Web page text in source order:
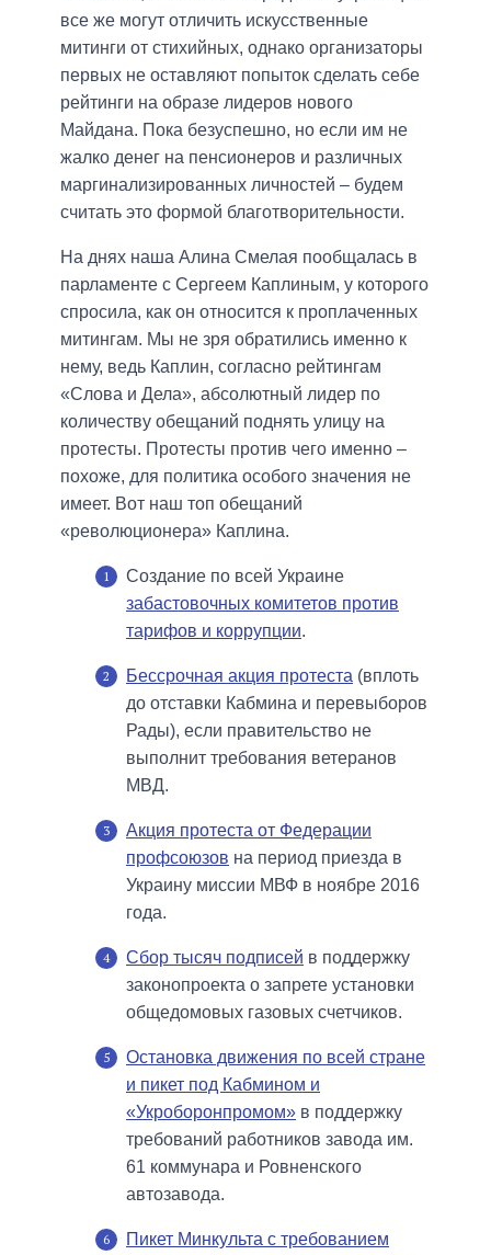
все же могут отличить искусственные
митинги от стихийных, однако организаторы
первых не оставляют попыток сделать себе
рейтинги на образе лидеров нового
Майдана. Пока безуспешно, но если им не
жалко денег на пенсионеров и различных
маргинализированных личностей – будем
считать это формой благотворительности.
На днях наша Алина Смелая пообщалась в
парламенте с Сергеем Каплиным, у которого
спросила, как он относится к проплаченных
митингам. Мы не зря обратились именно к
нему, ведь Каплин, согласно рейтингам
«Слова и Дела», абсолютный лидер по
количеству обещаний поднять улицу на
протесты. Протесты против чего именно –
похоже, для политика особого значения не
имеет. Вот наш топ обещаний
«революционера» Каплина.
Создание по всей Украине
забастовочных комитетов против
тарифов и коррупции.
Бессрочная акция протеста (вплоть
до отставки Кабмина и перевыборов
Рады), если правительство не
выполнит требования ветеранов
МВД.
Акция протеста от Федерации
профсоюзов на период приезда в
Украину миссии МВФ в ноябре 2016
года.
Сбор тысяч подписей в поддержку
законопроекта о запрете установки
общедомовых газовых счетчиков.
Остановка движения по всей стране
и пикет под Кабмином и
«Укроборонпромом» в поддержку
требований работников завода им.
61 коммунара и Ровненского
автозавода.
Пикет Минкульта с требованием